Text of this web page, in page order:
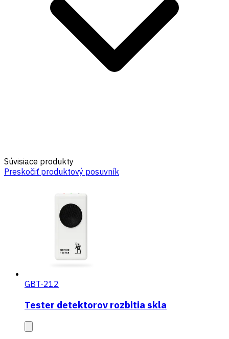
Súvisiace produkty
Preskočiť produktový posuvník
GBT-212
Tester detektorov rozbitia skla